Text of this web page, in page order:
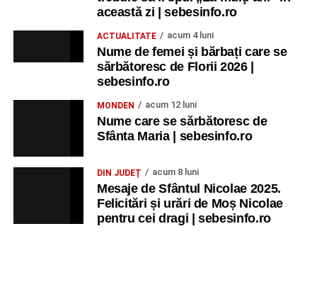
această zi | sebesinfo.ro
ACTUALITATE acum 4 luni
Nume de femei și bărbați care se
sărbătoresc de Florii 2026 |
sebesinfo.ro
MONDEN acum 12 luni
Nume care se sărbătoresc de
Sfânta Maria | sebesinfo.ro
DIN JUDEȚ acum 8 luni
Mesaje de Sfântul Nicolae 2025.
Felicitări și urări de Moș Nicolae
pentru cei dragi | sebesinfo.ro